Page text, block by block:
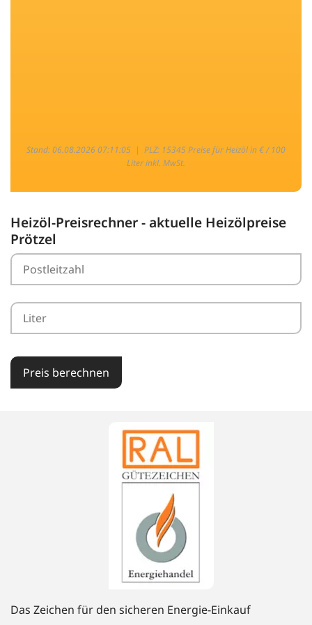
Stand: 06.08.2026 07:11:05 | PLZ: 15345 Preise für Heizöl in € / 100
Liter inkl. MwSt.
Heizöl-Preisrechner - aktuelle Heizölpreise
Prötzel
Preis berechnen
Das Zeichen für den sicheren Energie-Einkauf